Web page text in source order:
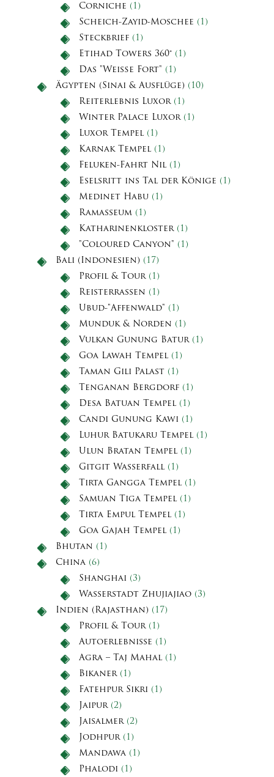
Corniche (1)
Scheich-Zayid-Moschee (1)
Steckbrief (1)
Etihad Towers 360° (1)
Das "Weiße Fort" (1)
Ägypten (Sinai & Ausflüge) (10)
Reiterlebnis Luxor(1)
Winter Palace Luxor(1)
Luxor Tempel (1)
Karnak Tempel (1)
Feluken-Fahrt Nil (1)
Eselsritt ins Tal der Könige (1)
Medinet Habu (1)
Ramasseum (1)
Katharinenkloster(1)
"Coloured Canyon" (1)
Bali (Indonesien) (17)
Profil & Tour(1)
Reisterrassen (1)
Ubud-"Affenwald" (1)
Munduk & Norden (1)
Vulkan Gunung Batur(1)
Goa Lawah Tempel (1)
Taman Gili Palast (1)
Tenganan Bergdorf (1)
Desa Batuan Tempel (1)
Candi Gunung Kawi (1)
Luhur Batukaru Tempel (1)
Ulun Bratan Tempel (1)
Gitgit Wasserfall (1)
Tirta Gangga Tempel (1)
Samuan Tiga Tempel (1)
Tirta Empul Tempel (1)
Goa Gajah Tempel (1)
Bhutan (1)
China (6)
Shanghai (3)
Wasserstadt Zhujiajiao (3)
Indien (Rajasthan) (17)
Profil & Tour(1)
Autoerlebnisse (1)
Agra – Taj Mahal (1)
Bikaner(1)
Fatehpur Sikri (1)
Jaipur(2)
Jaisalmer(2)
Jodhpur(1)
Mandawa (1)
Phalodi (1)